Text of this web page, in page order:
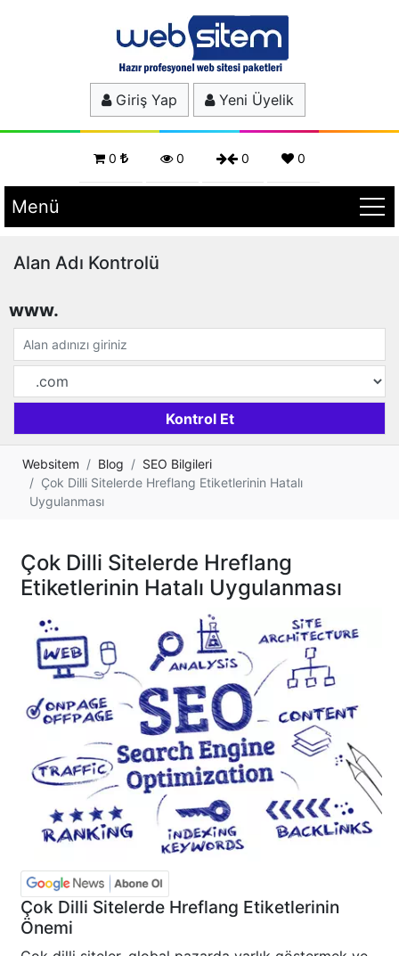
Giriş Yap Yeni Üyelik
0 0 0 0
Menü
Alan Adı Kontrolü
www.
Websitem Blog
SEO Bilgileri
Çok Dilli Sitelerde Hreflang Etiketlerinin Hatalı
Uygulanması
Çok Dilli Sitelerde Hreflang
Etiketlerinin Hatalı Uygulanması
Çok Dilli Sitelerde Hreflang Etiketlerinin
Önemi